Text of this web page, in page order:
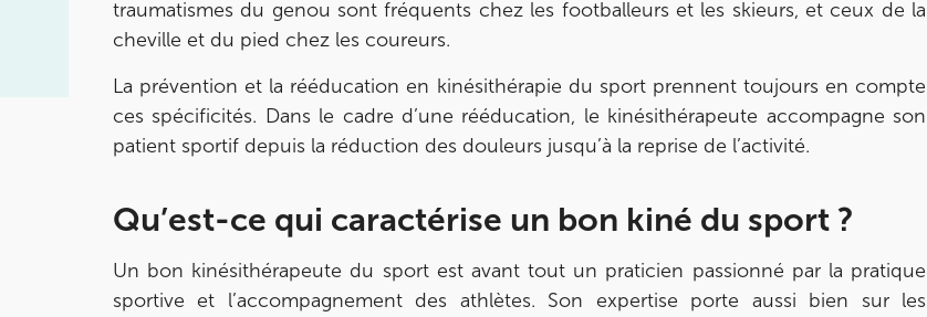
traumatismes du genou sont fréquents chez les footballeurs et les skieurs, et ceux de la
cheville et du pied chez les coureurs.
La prévention et la rééducation en kinésithérapie du sport prennent toujours en compte
ces spécificités. Dans le cadre d’une rééducation, le kinésithérapeute accompagne son
patient sportif depuis la réduction des douleurs jusqu’à la reprise de l’activité.
Qu’est-ce qui caractérise un bon kiné du sport ?
Un bon kinésithérapeute du sport est avant tout un praticien passionné par la pratique
sportive et l’accompagnement des athlètes. Son expertise porte aussi bien sur les
IK VANVES
5 Rue Monge 92170 Vanves
01 46 44 33 92
IK SAINT-GERMAIN
199 Bd Saint-Germain 75007 Paris